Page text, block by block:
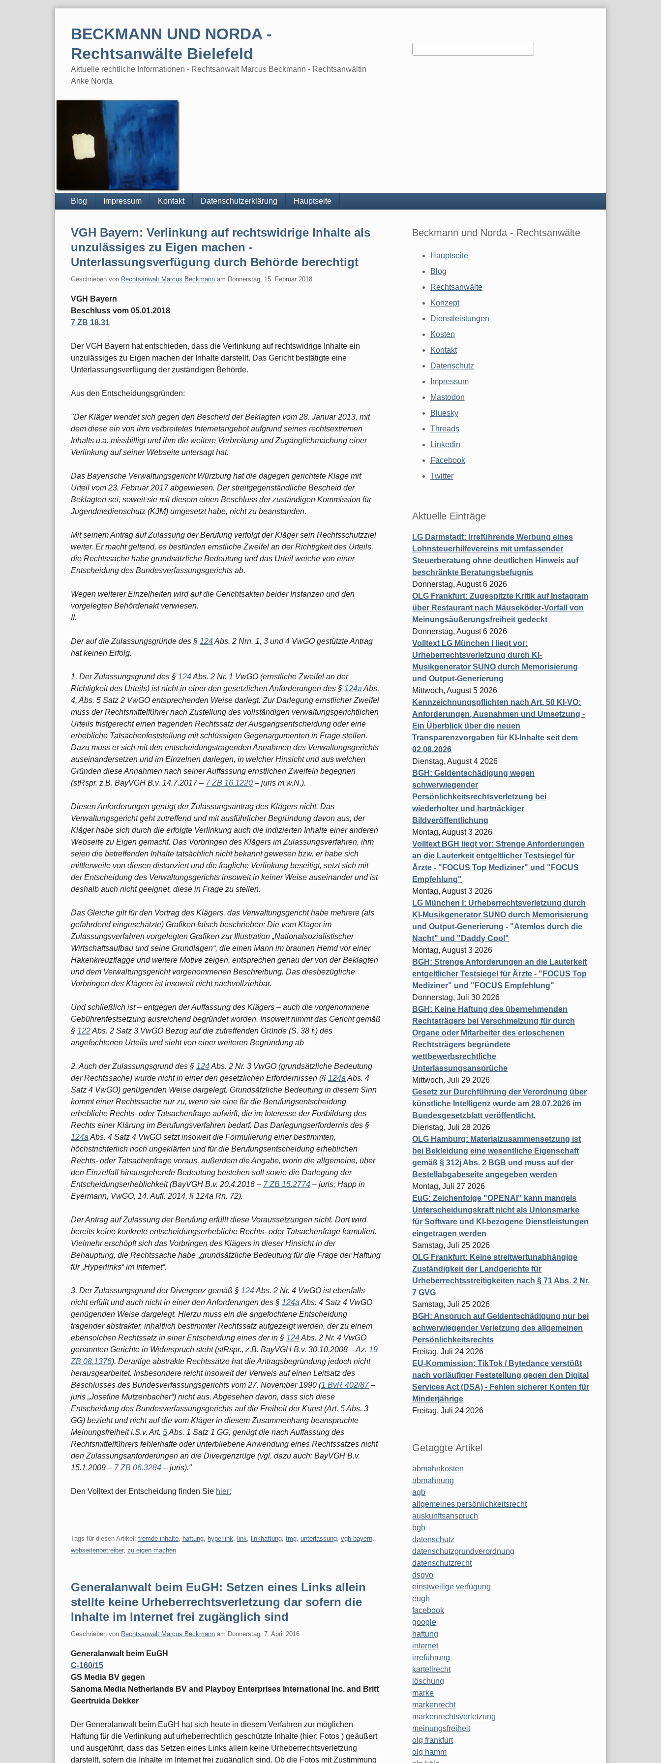
BECKMANN UND NORDA -
Rechtsanwälte Bielefeld
Aktuelle rechtliche Informationen - Rechtsanwalt Marcus Beckmann - Rechtsanwältin
Anke Norda
Blog Impressum Kontakt Datenschutzerklärung Hauptseite
VGH Bayern: Verlinkung auf rechtswidrige Inhalte als
unzulässiges zu Eigen machen -
Unterlassungsverfügung durch Behörde berechtigt
Geschrieben von Rechtsanwalt Marcus Beckmann am Donnerstag, 15. Februar 2018
VGH Bayern
Beschluss vom 05.01.2018
7 ZB 18.31
Der VGH Bayern hat entschieden, dass die Verlinkung auf rechtswidrige Inhalte ein
unzulässiges zu Eigen machen der Inhalte darstellt. Das Gericht bestätigte eine
Unterlassungsverfügung der zuständigen Behörde.
Aus den Entscheidungsgründen:
"Der Kläger wendet sich gegen den Bescheid der Beklagten vom 28. Januar 2013, mit
dem diese ein von ihm verbreitetes Internetangebot aufgrund seines rechtsextremen
Inhalts u.a. missbilligt und ihm die weitere Verbreitung und Zugänglichmachung einer
Verlinkung auf seiner Webseite untersagt hat.
Das Bayerische Verwaltungsgericht Würzburg hat die dagegen gerichtete Klage mit
Urteil vom 23. Februar 2017 abgewiesen. Der streitgegenständliche Bescheid der
Beklagten sei, soweit sie mit diesem einen Beschluss der zuständigen Kommission für
Jugendmedienschutz (KJM) umgesetzt habe, nicht zu beanstanden.
Mit seinem Antrag auf Zulassung der Berufung verfolgt der Kläger sein Rechtsschutzziel
weiter. Er macht geltend, es bestünden ernstliche Zweifel an der Richtigkeit des Urteils,
die Rechtssache habe grundsätzliche Bedeutung und das Urteil weiche von einer
Entscheidung des Bundesverfassungsgerichts ab.
Wegen weiterer Einzelheiten wird auf die Gerichtsakten beider Instanzen und den
vorgelegten Behördenakt verwiesen.
II.
Der auf die Zulassungsgründe des § 124Abs. 2 Nrn. 1, 3 und 4 VwGO gestützte Antrag
hat keinen Erfolg.
1. Der Zulassungsgrund des § 124Abs. 2 Nr. 1 VwGO (ernstliche Zweifel an der
Richtigkeit des Urteils) ist nicht in einer den gesetzlichen Anforderungen des § 124a Abs.
4, Abs. 5 Satz 2 VwGO entsprechenden Weise darlegt. Zur Darlegung ernstlicher Zweifel
muss der Rechtsmittelführer nach Zustellung des vollständigen verwaltungsgerichtlichen
Urteils fristgerecht einen tragenden Rechtssatz der Ausgangsentscheidung oder eine
erhebliche Tatsachenfeststellung mit schlüssigen Gegenargumenten in Frage stellen.
Dazu muss er sich mit den entscheidungstragenden Annahmen des Verwaltungsgerichts
auseinandersetzen und im Einzelnen darlegen, in welcher Hinsicht und aus welchen
Gründen diese Annahmen nach seiner Auffassung ernstlichen Zweifeln begegnen
(stRspr. z.B. BayVGH B.v. 14.7.2017 – 7 ZB 16.1220 – juris m.w.N.).
Diesen Anforderungen genügt der Zulassungsantrag des Klägers nicht. Das
Verwaltungsgericht geht zutreffend und mit ausführlicher Begründung davon aus, der
Kläger habe sich durch die erfolgte Verlinkung auch die indizierten Inhalte einer anderen
Webseite zu Eigen gemacht. Das Vorbringen des Klägers im Zulassungsverfahren, ihm
seien die betreffenden Inhalte tatsächlich nicht bekannt gewesen bzw. er habe sich
mittlerweile von diesen distanziert und die fragliche Verlinkung beseitigt, setzt sich mit
der Entscheidung des Verwaltungsgerichts insoweit in keiner Weise auseinander und ist
deshalb auch nicht geeignet, diese in Frage zu stellen.
Das Gleiche gilt für den Vortrag des Klägers, das Verwaltungsgericht habe mehrere (als
gefährdend eingeschätzte) Grafiken falsch beschrieben: Die vom Kläger im
Zulassungsverfahren vorgelegten Grafiken zur Illustration „Nationalsozialistischer
Wirtschaftsaufbau und seine Grundlagen“, die einen Mann im braunen Hemd vor einer
Hakenkreuzflagge und weitere Motive zeigen, entsprechen genau der von der Beklagten
und dem Verwaltungsgericht vorgenommenen Beschreibung. Das diesbezügliche
Vorbringen des Klägers ist insoweit nicht nachvollziehbar.
Und schließlich ist – entgegen der Auffassung des Klägers – auch die vorgenommene
Gebührenfestsetzung ausreichend begründet worden. Insoweit nimmt das Gericht gemäß
§ 122Abs. 2 Satz 3 VwGO Bezug auf die zutreffenden Gründe (S. 38 f.) des
angefochtenen Urteils und sieht von einer weiteren Begründung ab
2. Auch der Zulassungsgrund des § 124Abs. 2 Nr. 3 VwGO (grundsätzliche Bedeutung
der Rechtssache) wurde nicht in einer den gesetzlichen Erfordernissen (§ 124a Abs. 4
Satz 4 VwGO) genügenden Weise dargelegt. Grundsätzliche Bedeutung in diesem Sinn
kommt einer Rechtssache nur zu, wenn sie eine für die Berufungsentscheidung
erhebliche Rechts- oder Tatsachenfrage aufwirft, die im Interesse der Fortbildung des
Rechts einer Klärung im Berufungsverfahren bedarf. Das Darlegungserfordernis des §
124a Abs. 4 Satz 4 VwGO setzt insoweit die Formulierung einer bestimmten,
höchstrichterlich noch ungeklärten und für die Berufungsentscheidung erheblichen
Rechts- oder Tatsachenfrage voraus, außerdem die Angabe, worin die allgemeine, über
den Einzelfall hinausgehende Bedeutung bestehen soll sowie die Darlegung der
Entscheidungserheblichkeit (BayVGH B.v. 20.4.2016 – 7 ZB 15.2774 – juris; Happ in
Eyermann, VwGO, 14. Aufl. 2014, § 124a Rn. 72).
Der Antrag auf Zulassung der Berufung erfüllt diese Voraussetzungen nicht. Dort wird
bereits keine konkrete entscheidungserhebliche Rechts- oder Tatsachenfrage formuliert.
Vielmehr erschöpft sich das Vorbringen des Klägers in dieser Hinsicht in der
Behauptung, die Rechtssache habe „grundsätzliche Bedeutung für die Frage der Haftung
für „Hyperlinks“ im Internet“.
3. Der Zulassungsgrund der Divergenz gemäß § 124Abs. 2 Nr. 4 VwGO ist ebenfalls
nicht erfüllt und auch nicht in einer den Anforderungen des § 124a Abs. 4 Satz 4 VwGO
genügenden Weise dargelegt. Hierzu muss ein die angefochtene Entscheidung
tragender abstrakter, inhaltlich bestimmter Rechtssatz aufgezeigt werden, der zu einem
ebensolchen Rechtssatz in einer Entscheidung eines der in § 124Abs. 2 Nr. 4 VwGO
genannten Gerichte in Widerspruch steht (stRspr., z.B. BayVGH B.v. 30.10.2008 – Az. 19
ZB 08.1376). Derartige abstrakte Rechtssätze hat die Antragsbegründung jedoch nicht
herausgearbeitet. Insbesondere reicht insoweit der Verweis auf einen Leitsatz des
Beschlusses des Bundesverfassungsgerichts vom 27. November 1990 (1 BvR 402/87–
juris „Josefine Mutzenbacher“) nicht aus. Abgesehen davon, dass sich diese
Entscheidung des Bundesverfassungsgerichts auf die Freiheit der Kunst (Art. 5Abs. 3
GG) bezieht und nicht auf die vom Kläger in diesem Zusammenhang beanspruchte
Meinungsfreiheit i.S.v. Art. 5Abs. 1 Satz 1 GG, genügt die nach Auffassung des
Rechtsmittelführers fehlerhafte oder unterbliebene Anwendung eines Rechtssatzes nicht
den Zulassungsanforderungen an die Divergenzrüge (vgl. dazu auch: BayVGH B.v.
15.1.2009 – 7 ZB 06.3284 – juris)."
Den Volltext der Entscheidung finden Sie hier:
Tags für diesen Artikel: fremde inhalte haftung hyperlink link linkhaftung tmg unterlassung vgh bayern
webseitenbetreiber, zu eigen machen
Generalanwalt beim EuGH: Setzen eines Links allein
stellte keine Urheberrechtsverletzung dar sofern die
Inhalte im Internet frei zugänglich sind
Geschrieben von Rechtsanwalt Marcus Beckmann am Donnerstag, 7. April 2016
Generalanwalt beim EuGH
C-160/15
GS Media BV gegen
Sanoma Media Netherlands BV and Playboy Enterprises International Inc. and Britt
Geertruida Dekker
Der Generalanwalt beim EuGH hat sich heute in diesem Verfahren zur möglichen
Haftung für die Verlinkung auf urheberrechtlich geschützte Inhalte (hier: Fotos ) geäußert
und ausgeführt, dass das Setzen eines Links allein keine Urheberrechtsverletzung
darstellt, sofern die Inhalte im Internet frei zugänglich sind. Ob die Fotos mit Zustimmung
Beckmann und Norda - Rechtsanwälte
Hauptseite
Blog
Rechtsanwälte
Konzept
Dienstleistungen
Kosten
Kontakt
Datenschutz
Impressum
Mastodon
Bluesky
Threads
Linkedin
Facebook
Twitter
Aktuelle Einträge
LG Darmstadt: Irreführende Werbung eines
Lohnsteuerhilfevereins mit umfassender
Steuerberatung ohne deutlichen Hinweis auf
beschränkte Beratungsbefugnis
Donnerstag, August 6 2026
OLG Frankfurt: Zugespitzte Kritik auf Instagram
über Restaurant nach Mäuseköder-Vorfall von
Meinungsäußerungsfreiheit gedeckt
Donnerstag, August 6 2026
Volltext LG München I liegt vor:
Urheberrechtsverletzung durch KI-
Musikgenerator SUNO durch Memorisierung
und Output-Generierung
Mittwoch, August 5 2026
Kennzeichnungspflichten nach Art. 50 KI-VO:
Anforderungen, Ausnahmen und Umsetzung -
Ein Überblick über die neuen
Transparenzvorgaben für KI-Inhalte seit dem
02.08.2026
Dienstag, August 4 2026
BGH: Geldentschädigung wegen
schwerwiegender
Persönlichkeitsrechtsverletzung bei
wiederholter und hartnäckiger
Bildveröffentlichung
Montag, August 3 2026
Volltext BGH liegt vor: Strenge Anforderungen
an die Lauterkeit entgeltlicher Testsiegel für
Ärzte - "FOCUS Top Mediziner" und "FOCUS
Empfehlung"
Montag, August 3 2026
LG München I: Urheberrechtsverletzung durch
KI-Musikgenerator SUNO durch Memorisierung
und Output-Generierung - "Atemlos durch die
Nacht" und "Daddy Cool"
Montag, August 3 2026
BGH: Strenge Anforderungen an die Lauterkeit
entgeltlicher Testsiegel für Ärzte - "FOCUS Top
Mediziner" und "FOCUS Empfehlung"
Donnerstag, Juli 30 2026
BGH: Keine Haftung des übernehmenden
Rechtsträgers bei Verschmelzung für durch
Organe oder Mitarbeiter des erloschenen
Rechtsträgers begründete
wettbewerbsrechtliche
Unterlassungsansprüche
Mittwoch, Juli 29 2026
Gesetz zur Durchführung der Verordnung über
künstliche Intelligenz wurde am 28.07.2026 im
Bundesgesetzblatt veröffentlicht.
Dienstag, Juli 28 2026
OLG Hamburg: Materialzusammensetzung ist
bei Bekleidung eine wesentliche Eigenschaft
gemäß § 312j Abs. 2 BGB und muss auf der
Bestellabgabeseite angegeben werden
Montag, Juli 27 2026
EuG: Zeichenfolge "OPENAI" kann mangels
Unterscheidungskraft nicht als Unionsmarke
für Software und KI-bezogene Dienstleistungen
eingetragen werden
Samstag, Juli 25 2026
OLG Frankfurt: Keine streitwertunabhängige
Zuständigkeit der Landgerichte für
Urheberrechtsstreitigkeiten nach § 71 Abs. 2 Nr.
7 GVG
Samstag, Juli 25 2026
BGH: Anspruch auf Geldentschädigung nur bei
schwerwiegender Verletzung des allgemeinen
Persönlichkeitsrechts
Freitag, Juli 24 2026
EU-Kommission: TikTok / Bytedance verstößt
nach vorläufiger Feststellung gegen den Digital
Services Act (DSA) - Fehlen sicherer Konten für
Minderjährige
Freitag, Juli 24 2026
Getaggte Artikel
abmahnkosten
abmahnung
agb
allgemeines persönlichkeitsrecht
auskunftsanspruch
bgh
datenschutz
datenschutzgrundverordnung
datenschutzrecht
dsgvo
einstweilige verfügung
eugh
facebook
google
haftung
internet
irreführung
kartellrecht
löschung
marke
markenrecht
markenrechtsverletzung
meinungsfreiheit
olg frankfurt
olg hamm